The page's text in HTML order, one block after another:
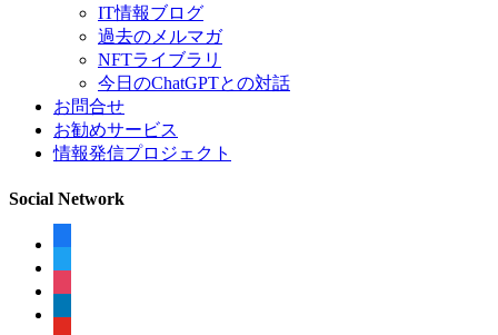
IT情報ブログ
過去のメルマガ
NFTライブラリ
今日のChatGPTとの対話
お問合せ
お勧めサービス
情報発信プロジェクト
Social Network